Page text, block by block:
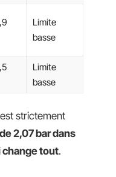
Limite
basse
Limite
basse
strictement
2,07 bar dans
change tout.